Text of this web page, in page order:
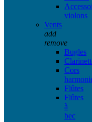
violons
Vents
add
remove
Bugles
Cors
Flûtes
Flûtes
à
bec